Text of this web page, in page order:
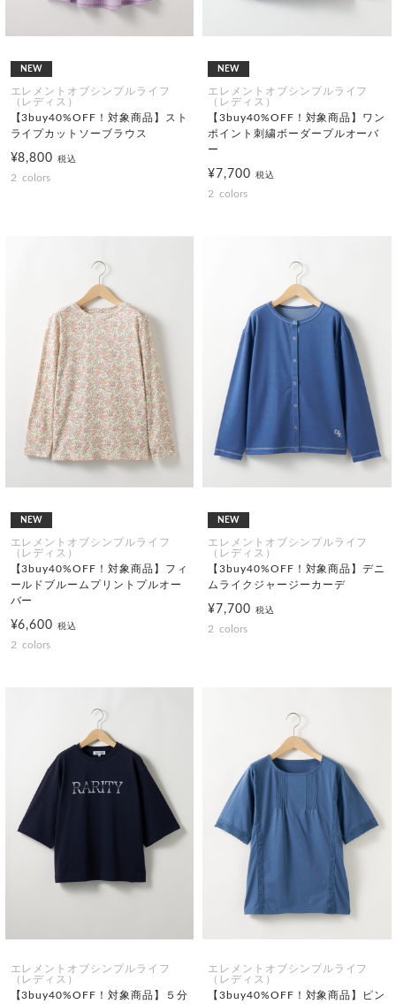
NEW
エレメントオブシンプルライフ
（レディス）
【3buy40%OFF！対象商品】スト
ライプカットソーブラウス
¥8,800税込
2 colors
NEW
エレメントオブシンプルライフ
（レディス）
【3buy40%OFF！対象商品】ワン
ポイント刺繍ボーダープルオーバ
ー
¥7,700 税込
2 colors
NEW
エレメントオブシンプルライフ
（レディス）
【3buy40%OFF！対象商品】フィ
ールドブルームプリントプルオー
バー
¥6,600税込
2 colors
NEW
エレメントオブシンプルライフ
（レディス）
【3buy40%OFF！対象商品】デニ
ムライクジャージーカーデ
¥7,700 税込
2 colors
エレメントオブシンプルライフ
（レディス）
【3buy40%OFF！対象商品】５分
エレメントオブシンプルライフ
（レディス）
【3buy40%OFF！対象商品】ピン